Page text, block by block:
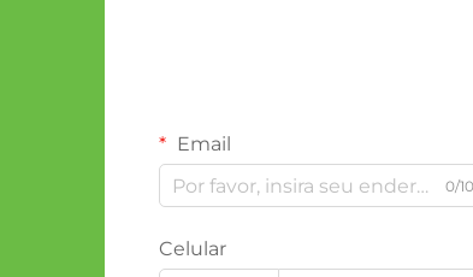
Email
0/
Celular